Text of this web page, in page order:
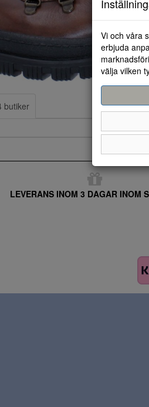
butiker
LEVERANS INOM 3 DAGAR INOM
Vi och våra
erbjuda
välja vilken